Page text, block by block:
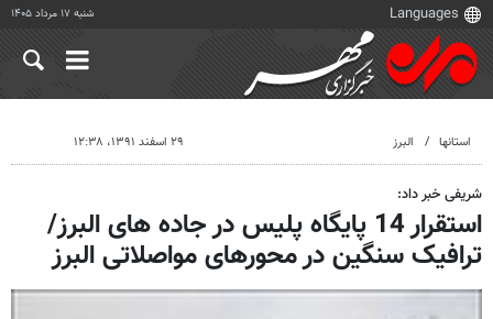
شنبه ۱۷ مرداد ۱۴۰۵
استانها البرز ۲۹ اسفند ۱۳۹۱، ۱۲:۳۸
شریفی خبر داد:
استقرار 14 پایگاه پلیس در جاده های البرز/
ترافیک سنگین در محورهای مواصلاتی البرز